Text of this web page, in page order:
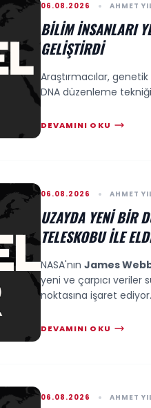
06.08.2026 AHMET
BILIM İNSANLARI
GELIŞTIRDI
Araştırmacılar,
DNA düzenleme
DEVAMINI OKU
06.08.2026 AHMET
UZAYDA YENI BIR
TELESKOBU İLE
NASA'nın James
yeni ve çarpıcı veriler
noktasına işaret
DEVAMINI OKU
06.08.2026 AHMET